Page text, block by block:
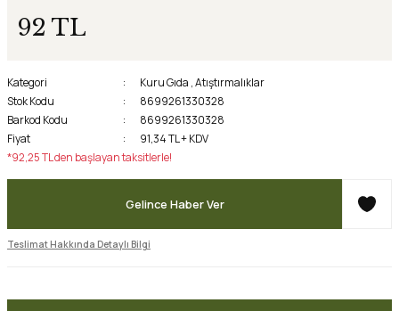
92 TL
Kategori Kuru Gıda ,Atıştırmalıklar
Stok Kodu
8699261330328
Barkod Kodu
8699261330328
Fiyat
91,34 TL + KDV
*92,25 TL den başlayan taksitlerle!
Gelince Haber Ver
Teslimat Hakkında Detaylı Bilgi